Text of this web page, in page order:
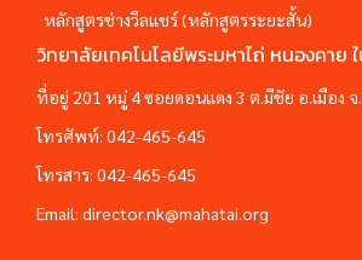
หลักสูตรช่างวีลแชร์ (หลักสูตรระยะสั้น)
วิทยาลัยเทคโนโลยีพระมหาไถ่ หนองคาย
ที่อยู่ 201 หมู่ 4 ซอยดอนแดง 3 ต.มีชัย อ.เมือง
โทรศัพท์: 042-465-645
โทรสาร: 042-465-645
Email: director.nk@mahatai.org